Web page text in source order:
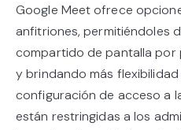
Google Meet ofrece
anfitriones, permitiéndoles
compartido de pantalla
y brindando más
configuración de acceso a
están restringidas a los